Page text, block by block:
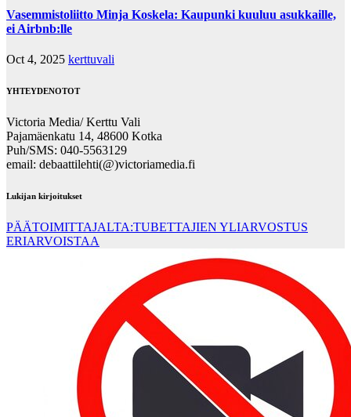
Vasemmistoliitto Minja Koskela: Kaupunki kuuluu asukkaille,
ei Airbnb:lle
Oct 4, 2025 kerttuvali
YHTEYDENOTOT
Victoria Media/ Kerttu Vali
Pajamäenkatu 14, 48600 Kotka
Puh/SMS: 040-5563129
email: debaattilehti(@)victoriamedia.fi
Lukijan kirjoitukset
PÄÄTOIMITTAJALTA:TUBETTAJIEN YLIARVOSTUS
ERIARVOISTAA